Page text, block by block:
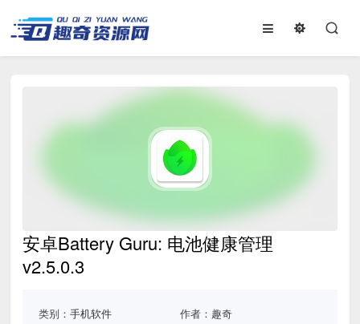
安卓Battery Guru: 电池健康管理
v2.5.0.3
类别：手机软件 作者：趣奇